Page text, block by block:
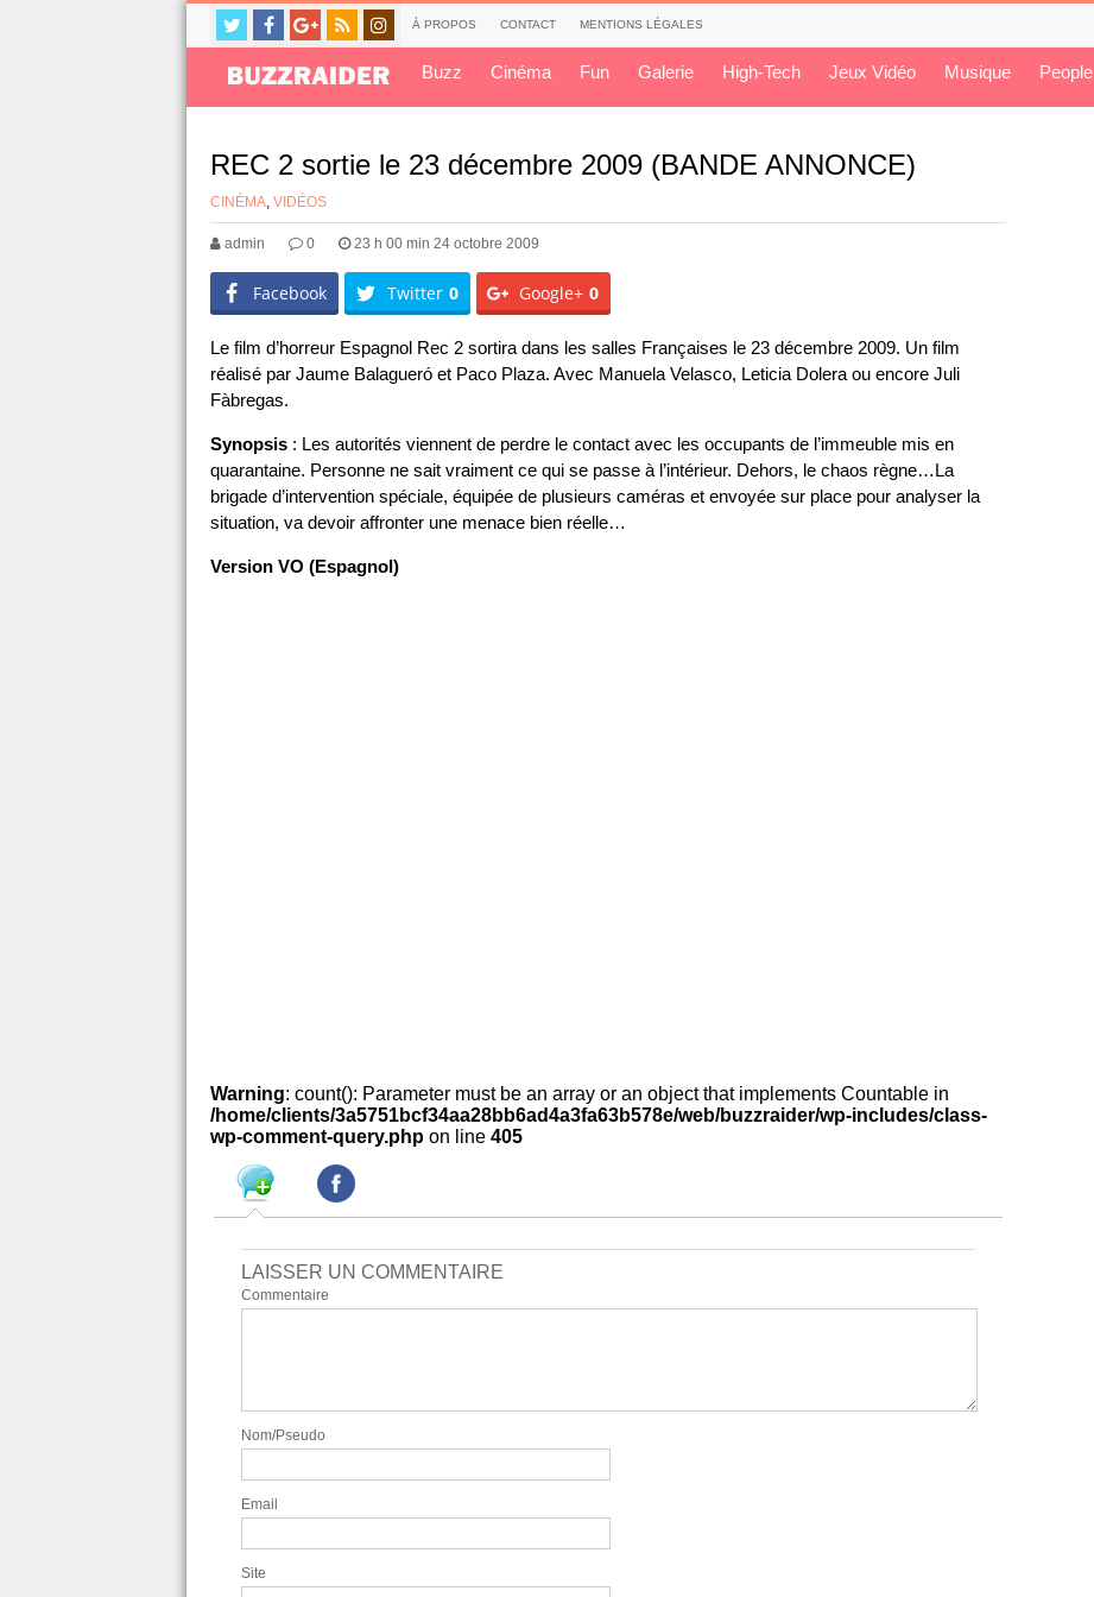
À PROPOS CONTACT MENTIONS LÉGALES
Buzz Cinéma Fun Galerie High-Tech Jeux Vidéo Musique People
REC 2 sortie le 23 décembre 2009 (BANDE ANNONCE)
CINÉMA, VIDÉOS
admin 0 23 h 00 min 24 octobre 2009
Facebook Twitter 0 Google+ 0
Le film d’horreur Espagnol Rec 2 sortira dans les salles Françaises le 23 décembre 2009. Un film
réalisé par Jaume Balagueró et Paco Plaza. Avec Manuela Velasco, Leticia Dolera ou encore Juli
Fàbregas.
Synopsis : Les autorités viennent de perdre le contact avec les occupants de l’immeuble mis en
quarantaine. Personne ne sait vraiment ce qui se passe à l’intérieur. Dehors, le chaos règne…La
brigade d’intervention spéciale, équipée de plusieurs caméras et envoyée sur place pour analyser la
situation, va devoir affronter une menace bien réelle…
Version VO (Espagnol)
Warning: count(): Parameter must be an array or an object that implements Countable in
/home/clients/3a5751bcf34aa28bb6ad4a3fa63b578e/web/buzzraider/wp-includes/class-
wp-comment-query.php on line 405
LAISSER UN COMMENTAIRE
Commentaire
Nom/Pseudo
Email
Site